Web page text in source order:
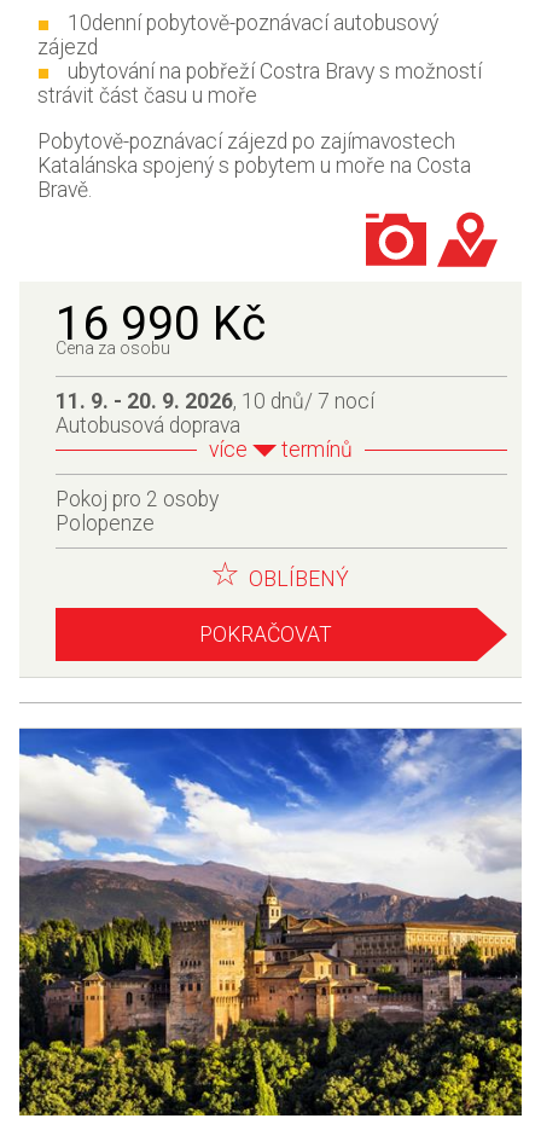
10denní pobytově-poznávací autobusový
zájezd
ubytování na pobřeží Costra Bravy s možností
strávit část času u moře
Pobytově-poznávací zájezd po zajímavostech
Katalánska spojený s pobytem u moře na Costa
Bravě.
16 990 Kč
Cena za osobu
11. 9. - 20. 9. 2026, 10 dnů/ 7 nocí
Autobusová doprava
více
termínů
Pokoj pro 2 osoby
Polopenze
OBLÍBENÝ
POKRAČOVAT